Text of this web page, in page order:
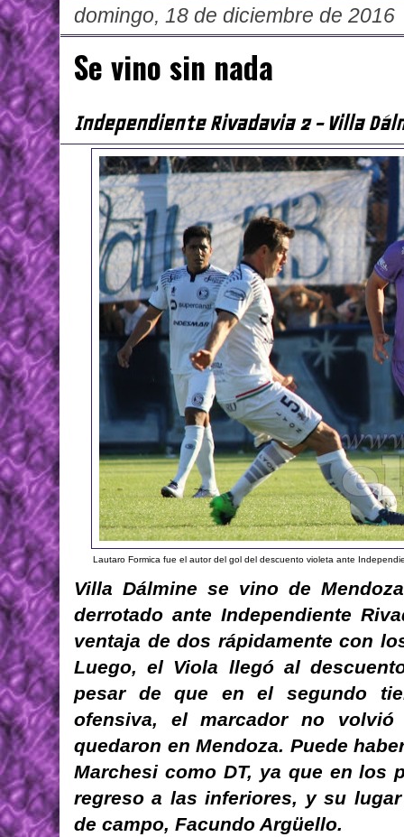
domingo, 18 de diciembre de 2016
Se vino sin nada
Independiente Rivadavia 2 - Villa
Lautaro Formica fue el autor del gol del descuento violeta ante
Villa Dálmine se vino de
derrotado ante Independiente
ventaja de dos rápidamente con
Luego, el Viola llegó al
pesar de que en el segundo
ofensiva, el marcador no
quedaron en Mendoza. Puede
Marchesi como DT, ya que en los
regreso a las inferiores, y su
de campo, Facundo Argüello.